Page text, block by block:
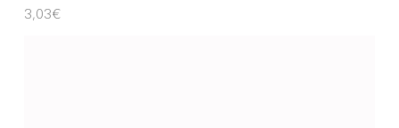
3,03€